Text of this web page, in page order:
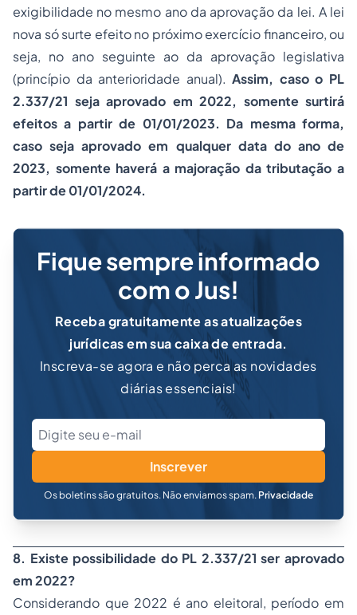
exigibilidade no mesmo ano da aprovação da lei. A lei
nova só surte efeito no próximo exercício financeiro, ou
seja, no ano seguinte ao da aprovação legislativa
(princípio da anterioridade anual).Assim, caso o PL
2.337/21 seja aprovado em 2022, somente surtirá
efeitos a partir de 01/01/2023. Da mesma forma,
caso seja aprovado em qualquer data do ano de
2023, somente haverá a majoração da tributação a
partir de 01/01/2024.
Fique sempre informado
com o Jus!
Receba gratuitamente as atualizações
jurídicas em sua caixa de entrada.
Inscreva-se agora e não perca as novidades
diárias essenciais!
Inscrever
Os boletins são gratuitos. Não enviamos spam. Privacidade
8. Existe possibilidade do PL 2.337/21 ser aprovado
em 2022?
Considerando que 2022 é ano eleitoral, período em